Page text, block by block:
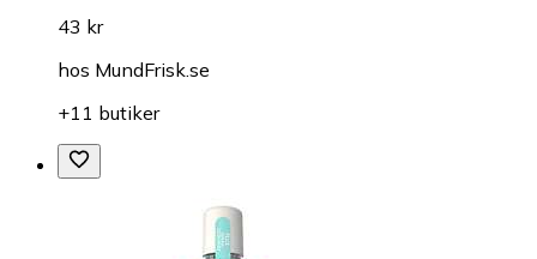
43 kr
hos MundFrisk.se
+11 butiker